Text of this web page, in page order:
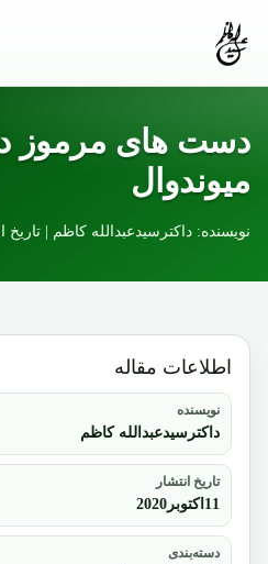
دست های مرموز
میوندوال
نویسنده: داکترسیدعبدالله کاظم | تاریخ انتشار:
اطلاعات مقاله
نویسنده
داکترسیدعبدالله کاظم
تاریخ انتشار
11اکتوبر2020
دسته‌بندی